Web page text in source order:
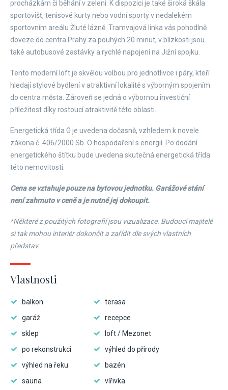
procházkám či běhání v zeleni. K dispozici je také široká škála
sportovišť, tenisové kurty nebo vodní sporty v nedalekém
sportovním areálu Žluté lázně. Tramvajová linka vás pohodlně
doveze do centra Prahy za pouhých 20 minut, v blízkosti jsou
také autobusové zastávky a rychlé napojení na Jižní spojku.
Tento moderní loft je skvělou volbou pro jednotlivce i páry, kteří
hledají stylové bydlení v atraktivní lokalitě s výborným spojením
do centra města. Zároveň se jedná o výbornou investiční
příležitost díky rostoucí atraktivitě této oblasti.
Energetická třída G je uvedena dočasně, vzhledem k novele
zákona č. 406/2000 Sb. O hospodaření s energií. Po dodání
energetického štítku bude uvedena skutečná energetická třída
této nemovitosti.
Cena se vztahuje pouze na bytovou jednotku. Garážové stání
není zahrnuto v ceně a je nutné jej dokoupit.
*Některé z použitých fotografií jsou vizualizace. Budoucí majitelé
si tak mohou interiér dokončit a zařídit dle svých vlastních
představ.
Vlastnosti
balkon
terasa
garáž
recepce
sklep
loft / Mezonet
po rekonstrukci
výhled do přírody
výhled na řeku
bazén
sauna
vířivka